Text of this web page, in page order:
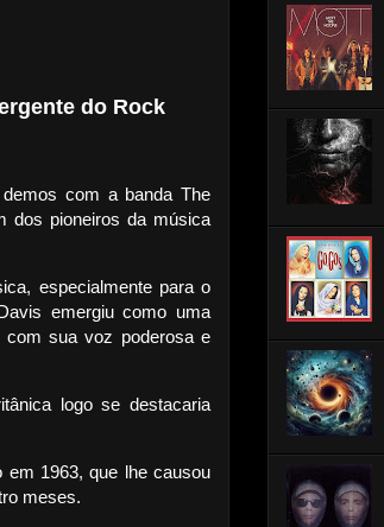
do Rock
com a banda The
dos pioneiros da música
especialmente para o
emergiu como uma
com sua voz poderosa e
logo se destacaria
em 1963, que lhe causou
meses.